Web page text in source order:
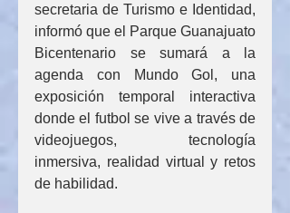
secretaria de Turismo e Identidad,
informó que el Parque Guanajuato
Bicentenario se sumará a la
agenda con Mundo Gol, una
exposición temporal interactiva
donde el futbol se vive a través de
videojuegos, tecnología
inmersiva, realidad virtual y retos
de habilidad.